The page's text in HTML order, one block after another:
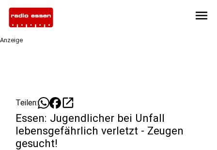
menu
Anzeige
Teilen: open_in_new
Essen: Jugendlicher bei Unfall
lebensgefährlich verletzt - Zeugen
gesucht!